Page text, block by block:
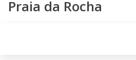
Praia da Rocha